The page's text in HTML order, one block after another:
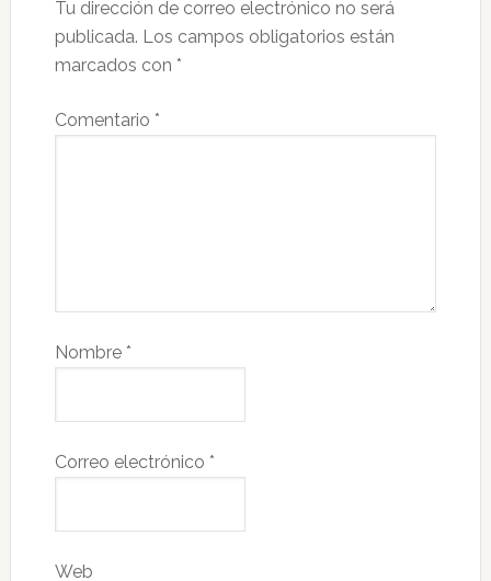
Tu dirección de correo electrónico no será
publicada. Los campos obligatorios están
marcados con *
Comentario *
Nombre *
Correo electrónico *
Web